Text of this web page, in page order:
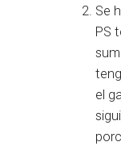
Se
PS
el